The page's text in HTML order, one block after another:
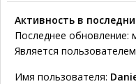
Активность в
Последнее обновление:
Является
Имя пользователя: